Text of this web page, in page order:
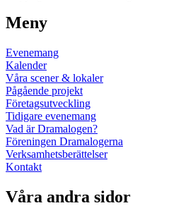
Meny
Evenemang
Kalender
Våra scener & lokaler
Pågående projekt
Företagsutveckling
Tidigare evenemang
Vad är Dramalogen?
Föreningen Dramalogerna
Verksamhetsberättelser
Kontakt
Våra andra sidor